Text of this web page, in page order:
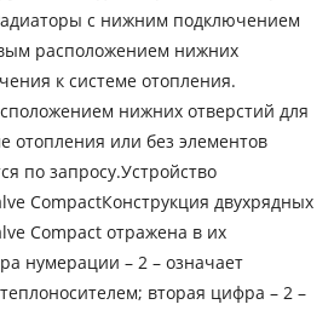
с нижним подключением
расположением нижних
к системе отопления.
нижних отверстий для
отопления или без элементов
по запросу.Устройство
CompactКонструкция двухрядных
Compact отражена в их
нумерации – 2 – означает
вторая цифра – 2 –